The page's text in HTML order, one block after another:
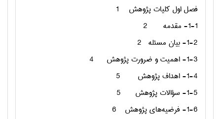
فصل اول کلیات پژوهش
1
1-1- مقدمه
2
1-2- بیان مسئله
2
1-3- اهمیت و ضرورت پژوهش
4
1-4- اهداف پژوهش
5
1-5- سؤالات پژوهش
5
1-6- فرضیه‌های پژوهش
6